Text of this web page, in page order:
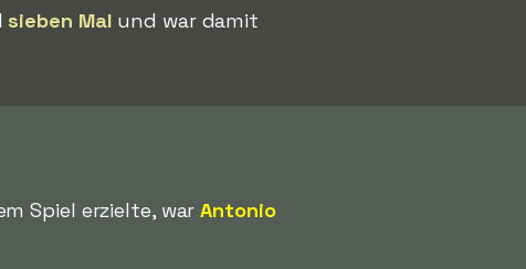
sieben Mal und war damit
Spiel erzielte, warAntonio